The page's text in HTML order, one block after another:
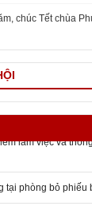
chúc Tết chùa
làm việc và